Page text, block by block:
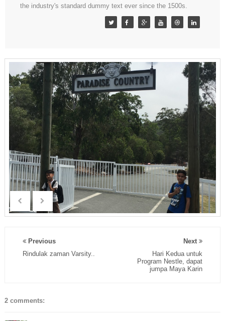
the industry's standard dummy text ever since the 1500s.
Next
Hari Kedua untuk
Program Nestle, dapat
jumpa Maya Karin
Previous
Rindulak zaman Varsity..
2 comments: